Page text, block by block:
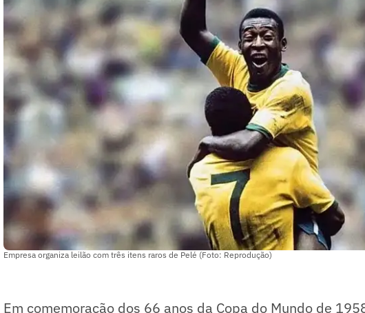
Empresa organiza leilão com três itens raros de Pelé (Foto: Reprodução)
Em comemoração dos 66 anos da Copa do Mundo de